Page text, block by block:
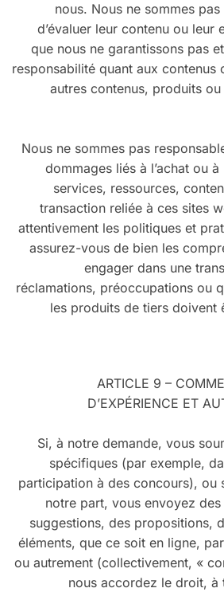
nous. Nous ne sommes pas
d’évaluer leur contenu ou leur
que nous ne garantissons pas
responsabilité quant aux contenus
autres contenus, produits
Nous ne sommes pas
dommages liés à l’achat ou à
services, ressources,
transaction reliée à ces sites
attentivement les politiques et
assurez-vous de bien les
engager dans une
réclamations, préoccupations ou
les produits de tiers doivent
ARTICLE 9 –
D’EXPÉRIENCE ET
Si, à notre demande, vous
spécifiques (par exemple,
participation à des concours), ou
notre part, vous envoyez
suggestions, des propositions,
éléments, que ce soit en ligne,
ou autrement (collectivement, «
nous accordez le droit, à